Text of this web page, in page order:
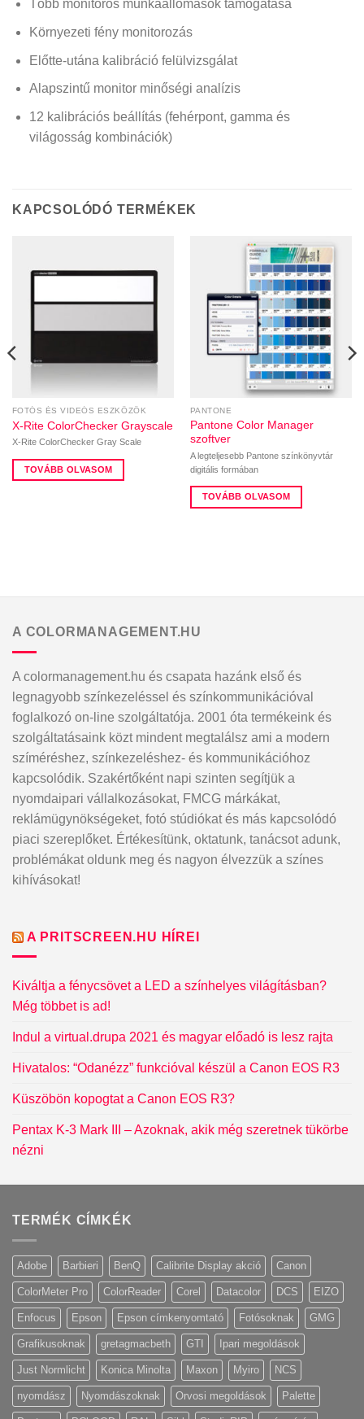
Több monitoros munkaállomások támogatása
Környezeti fény monitorozás
Előtte-utána kalibráció felülvizsgálat
Alapszintű monitor minőségi analízis
12 kalibrációs beállítás (fehérpont, gamma és
világosság kombinációk)
KAPCSOLÓDÓ TERMÉKEK
FOTÓS ÉS VIDEÓS ESZKÖZÖK
X-Rite ColorChecker Grayscale
X-Rite ColorChecker Gray Scale
TOVÁBB OLVASOM
PANTONE
Pantone Color Manager
szoftver
A legteljesebb Pantone színkönyvtár
digitális formában
TOVÁBB OLVASOM
A COLORMANAGEMENT.HU
A colormanagement.hu és csapata hazánk első és
legnagyobb színkezeléssel és színkommunikációval
foglalkozó on-line szolgáltatója. 2001 óta termékeink és
szolgáltatásaink közt mindent megtalálsz ami a modern
szíméréshez, színkezeléshez- és kommunikációhoz
kapcsolódik. Szakértőként napi szinten segítjük a
nyomdaipari vállalkozásokat, FMCG márkákat,
reklámügynökségeket, fotó stúdiókat és más kapcsolódó
piaci szereplőket. Értékesítünk, oktatunk, tanácsot adunk,
problémákat oldunk meg és nagyon élvezzük a színes
kihívásokat!
A PRITSCREEN.HU HÍREI
Kiváltja a fénycsövet a LED a színhelyes világításban?
Még többet is ad!
Indul a virtual.drupa 2021 és magyar előadó is lesz rajta
Hivatalos: “Odanézz” funkcióval készül a Canon EOS R3
Küszöbön kopogtat a Canon EOS R3?
Pentax K-3 Mark III – Azoknak, akik még szeretnek tükörbe
nézni
TERMÉK CÍMKÉK
Adobe Barbieri BenQ Calibrite Display akció Canon
ColorMeter Pro ColorReader Corel Datacolor DCS EIZO
Enfocus Epson Epson címkenyomtató Fotósoknak GMG
Grafikusoknak gretagmacbeth GTI Ipari megoldások
Just Normlicht Konica Minolta Maxon Myiro NCS
nyomdász Nyomdászoknak Orvosi megoldások Palette